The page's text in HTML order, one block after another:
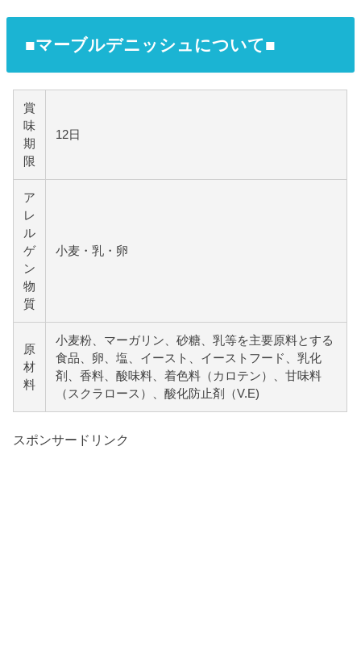
■マーブルデニッシュについて■
賞
味
期
限
12日
ア
レ
ル
ゲ
ン
物
質
小麦・乳・卵
原
材
料
小麦粉、マーガリン、砂糖、乳等を主要原料とする
食品、卵、塩、イースト、イーストフード、乳化
剤、香料、酸味料、着色料（カロテン）、甘味料
（スクラロース）、酸化防止剤（V.E)
スポンサードリンク